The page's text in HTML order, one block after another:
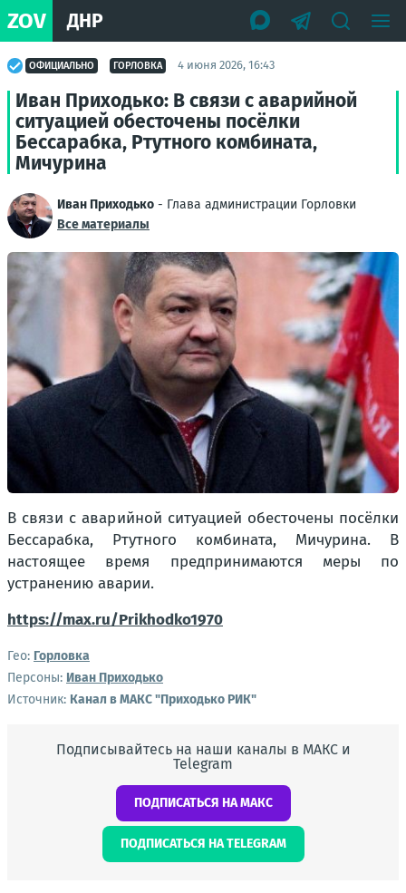
ZOV ДНР
ОФИЦИАЛЬНО ГОРЛОВКА 4 июня 2026, 16:43
Иван Приходько: В связи с аварийной
ситуацией обесточены посёлки
Бессарабка, Ртутного комбината,
Мичурина
Иван Приходько - Глава администрации Горловки
Все материалы
В связи с аварийной ситуацией обесточены посёлки
Бессарабка, Ртутного комбината, Мичурина. В
настоящее время предпринимаются меры по
устранению аварии.
https://max.ru/Prikhodko1970
Гео: Горловка
Персоны: Иван Приходько
Источник: Канал в МАКС "Приходько РИК"
Подписывайтесь на наши каналы в МАКС и
Telegram
ПОДПИСАТЬСЯ НА МАКС
ПОДПИСАТЬСЯ НА TELEGRAM